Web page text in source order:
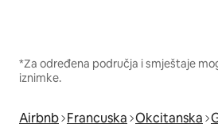
*Za određena područja i smještaje
iznimke.
Airbnb Francuska Okcitanska